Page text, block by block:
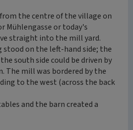
the centre of the village on
Mühlengasse or today's
straight into the mill yard.
on the left-hand side; the
south side could be driven by
The mill was bordered by the
to the west (across the back
and the barn created a